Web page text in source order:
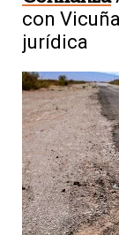
con
jurídica